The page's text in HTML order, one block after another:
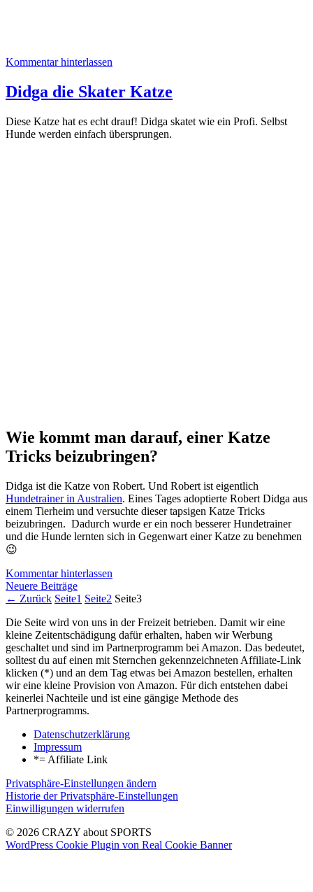
Kommentar hinterlassen
Didga die Skater Katze
Diese Katze hat es echt drauf! Didga skatet wie ein Profi. Selbst
Hunde werden einfach übersprungen.
Wie kommt man darauf, einer Katze
Tricks beizubringen?
Didga ist die Katze von Robert. Und Robert ist eigentlich
Hundetrainer in Australien. Eines Tages adoptierte Robert Didga aus
einem Tierheim und versuchte dieser tapsigen Katze Tricks
beizubringen. Dadurch wurde er ein noch besserer Hundetrainer
und die Hunde lernten sich in Gegenwart einer Katze zu benehmen
😉
Kommentar hinterlassen
Neuere Beiträge
← Zurück Seite1 Seite2 Seite3
Die Seite wird von uns in der Freizeit betrieben. Damit wir eine
kleine Zeitentschädigung dafür erhalten, haben wir Werbung
geschaltet und sind im Partnerprogramm bei Amazon. Das bedeutet,
solltest du auf einen mit Sternchen gekennzeichneten Affiliate-Link
klicken (*) und an dem Tag etwas bei Amazon bestellen, erhalten
wir eine kleine Provision von Amazon. Für dich entstehen dabei
keinerlei Nachteile und ist eine gängige Methode des
Partnerprogramms.
Datenschutzerklärung
Impressum
*= Affiliate Link
Privatsphäre-Einstellungen ändern
Historie der Privatsphäre-Einstellungen
Einwilligungen widerrufen
© 2026 CRAZY about SPORTS
WordPress Cookie Plugin von Real Cookie Banner